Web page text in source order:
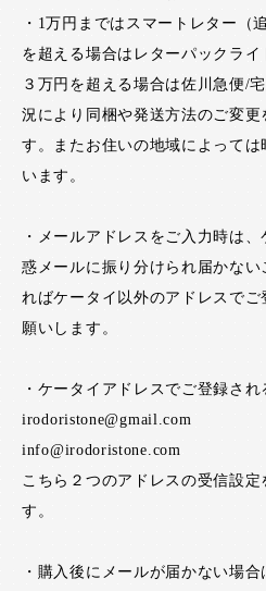
・1万円まではスマートレター（
を超える場合はレターパックライ
３万円を超える場合は佐川急便/
況により同梱や発送方法のご変更
す。またお住いの地域によって
います。
・メールアドレスをご入力時は
惑メールに振り分けられ届かな
ればケータイ以外のアドレスで
願いします。
・ケータイアドレスでご登録さ
irodoristone@gmail.com
info@irodoristone.com
こちら２つのアドレスの受信設
す。
・購入後にメールが届かない場